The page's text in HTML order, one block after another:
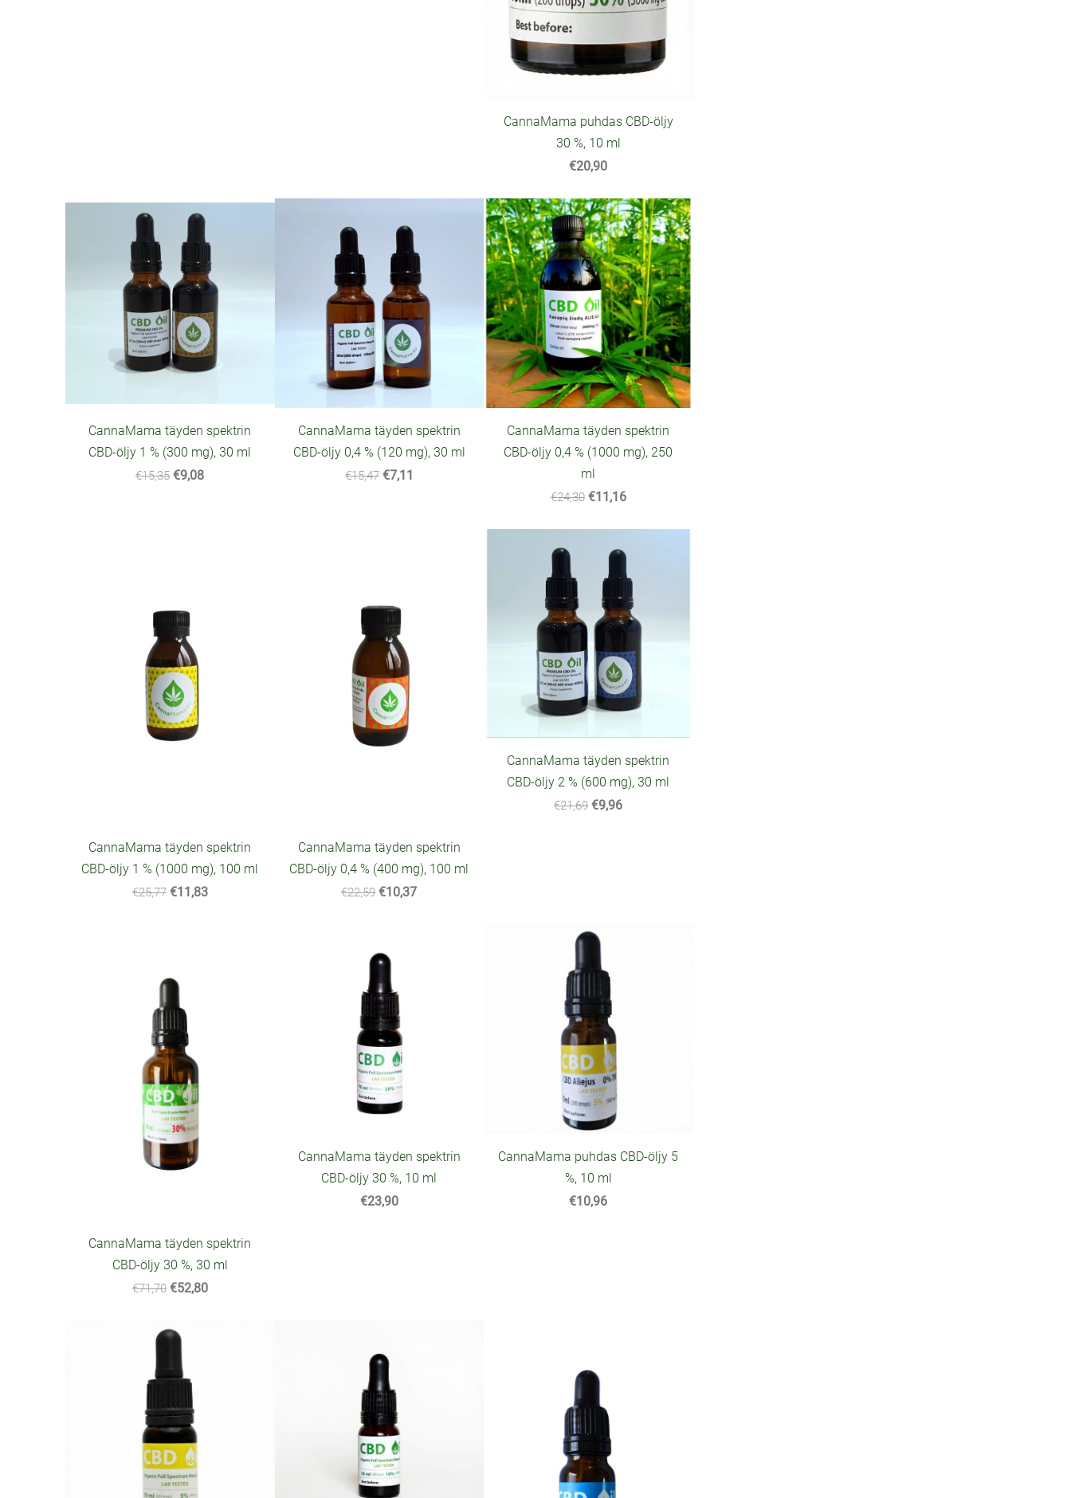
CannaMama puhdas CBD-öljy
30 %, 10 ml
€20,90
CannaMama täyden spektrin
CBD-öljy 1 % (300 mg), 30 ml
€15,35 €9,08
CannaMama täyden spektrin
CBD-öljy 0,4 % (120 mg), 30 ml
€15,47 €7,11
CannaMama täyden spektrin
CBD-öljy 0,4 % (1000 mg), 250
ml
€24,30 €11,16
CannaMama täyden spektrin
CBD-öljy 1 % (1000 mg), 100 ml
€25,77 €11,83
CannaMama täyden spektrin
CBD-öljy 0,4 % (400 mg), 100 ml
€22,59 €10,37
CannaMama täyden spektrin
CBD-öljy 2 % (600 mg), 30 ml
€21,69 €9,96
CannaMama täyden spektrin
CBD-öljy 30 %, 30 ml
€71,70 €52,80
CannaMama täyden spektrin
CBD-öljy 30 %, 10 ml
€23,90
CannaMama puhdas CBD-öljy 5
%, 10 ml
€10,96